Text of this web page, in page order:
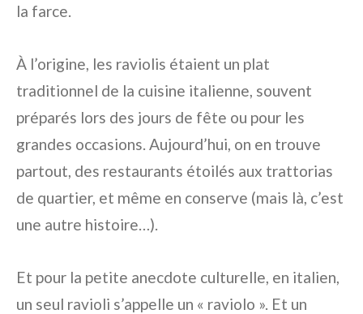
la farce.
À l’origine, les raviolis étaient un plat
traditionnel de la cuisine italienne, souvent
préparés lors des jours de fête ou pour les
grandes occasions. Aujourd’hui, on en trouve
partout, des restaurants étoilés aux trattorias
de quartier, et même en conserve (mais là, c’est
une autre histoire…).
Et pour la petite anecdote culturelle, en italien,
un seul ravioli s’appelle un « raviolo ». Et un